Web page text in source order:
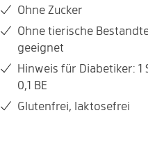
Zitronen-geschmack
Vegan
Ohne Zucker
Ohne tierische
geeignet
Hinweis für Diabetiker:
0,1 BE
Glutenfrei, laktosefrei